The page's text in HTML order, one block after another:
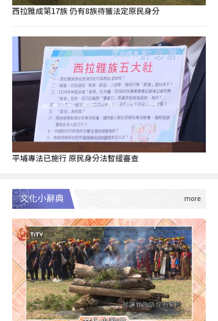
西拉雅成第17族 仍有8族待獲法定原民身分
平埔專法已施行 原民身分法暫緩審查
文化小辭典